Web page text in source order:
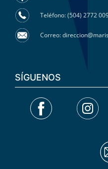
Teléfono: (504) 2772
Correo:
SÍGUENOS